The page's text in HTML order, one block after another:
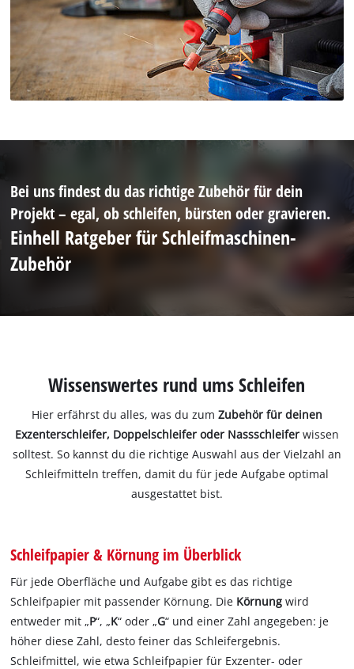
Bei uns findest du das richtige Zubehör für dein
Projekt – egal, ob schleifen, bürsten oder gravieren.
Einhell Ratgeber für Schleifmaschinen-
Zubehör
Wissenswertes rund ums Schleifen
Hier erfährst du alles, was du zum Zubehör für deinen
Exzenterschleifer, Doppelschleifer oder Nassschleiferwissen
solltest. So kannst du die richtige Auswahl aus der Vielzahl an
Schleifmitteln treffen, damit du für jede Aufgabe optimal
ausgestattet bist.
Schleifpapier & Körnung im Überblick
Für jede Oberfläche und Aufgabe gibt es das richtige
Schleifpapier mit passender Körnung. Die Körnungwird
entweder mit „P“, „K“ oder „G“ und einer Zahl angegeben: je
höher diese Zahl, desto feiner das Schleifergebnis.
Schleifmittel, wie etwa Schleifpapier für Exzenter- oder